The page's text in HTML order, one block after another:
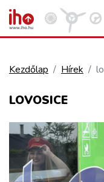
KÖZÚT
REPÜLÉS
Kezdőlap Hírek
LOVOSICE